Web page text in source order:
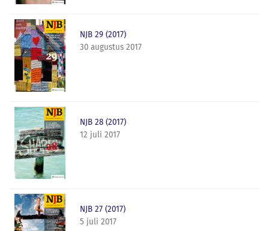
NJB 29 (2017)
30 augustus 2017
NJB 28 (2017)
12 juli 2017
NJB 27 (2017)
5 juli 2017